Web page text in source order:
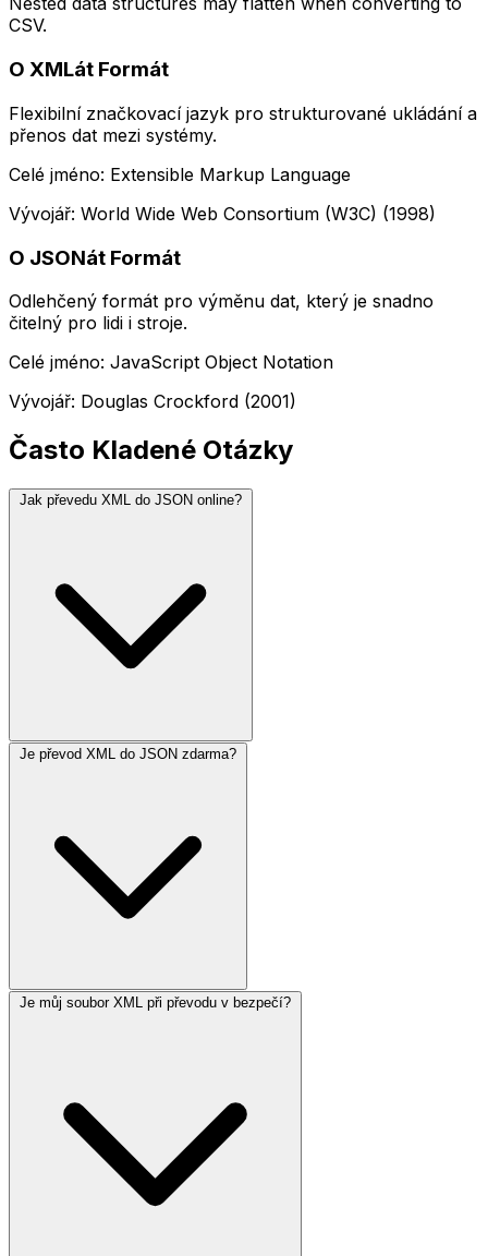
CSV.
O XMLát Formát
Flexibilní značkovací jazyk pro strukturované ukládání a
přenos dat mezi systémy.
Celé jméno: Extensible Markup Language
Vývojář: World Wide Web Consortium (W3C) (1998)
O JSONát Formát
Odlehčený formát pro výměnu dat, který je snadno
čitelný pro lidi i stroje.
Celé jméno: JavaScript Object Notation
Vývojář: Douglas Crockford (2001)
Často Kladené Otázky
Jak převedu XML do JSON online?
Je převod XML do JSON zdarma?
Je můj soubor XML při převodu v bezpečí?